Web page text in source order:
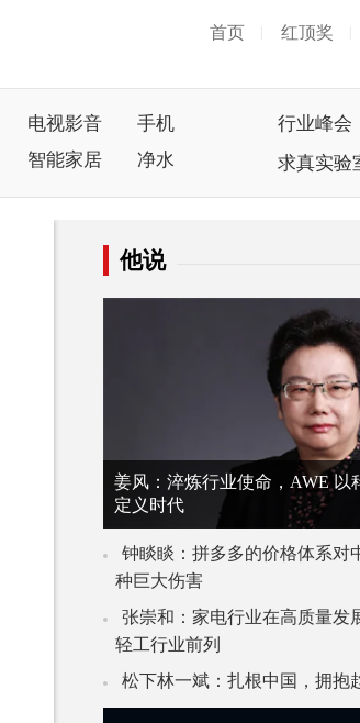
首页 红顶奖
电视影音
手机
智能家居 净水
行业峰会
求真实验
他说
姜风：淬炼行业使命，AWE 以
定义时代
钟睒睒：拼多多的价格体系对
种巨大伤害
张崇和：家电行业在高质量发
轻工行业前列
松下林一斌：扎根中国，拥抱